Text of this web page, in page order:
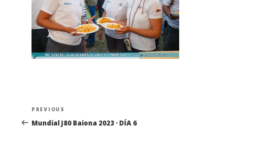
Navegación
de
Previous
Post
PREVIOUS
Mundial J80 Baiona 2023 · DÍA 6